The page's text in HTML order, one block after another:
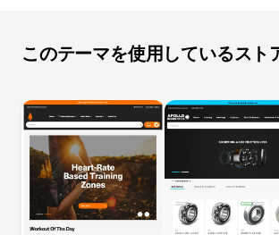
このテーマを使用しているスト